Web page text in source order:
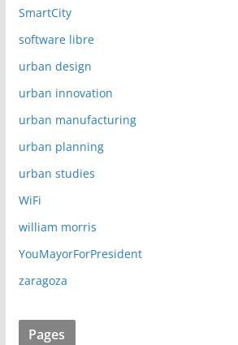
SmartCity
software libre
urban design
urban innovation
urban manufacturing
urban planning
urban studies
WiFi
william morris
YouMayorForPresident
zaragoza
Pages